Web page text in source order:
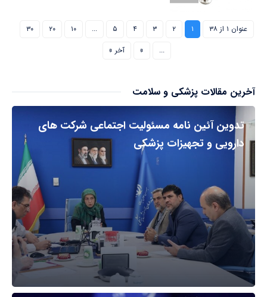
عنوان ۱ از ۳۸ ۱ ۲ ۳ ۴ ۵ ... ۱۰ ۲۰
۳۰
...
» آخر »
آخرین مقالات پزشکی و سلامت
تدوین آئین نامه مسئولیت اجتماعی شرکت های
دارویی و تجهیزات پزشکی